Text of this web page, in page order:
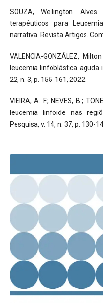
SOUZA, Wellington
terapêuticos para
narrativa. Revista Artigos.
VALENCIA-GONZÁLEZ,
leucemia linfoblástica aguda
22, n. 3, p. 155-161, 2022.
VIEIRA, A. F.; NEVES, B.;
leucemia linfoide nas
Pesquisa, v. 14, n. 37, p. 130-